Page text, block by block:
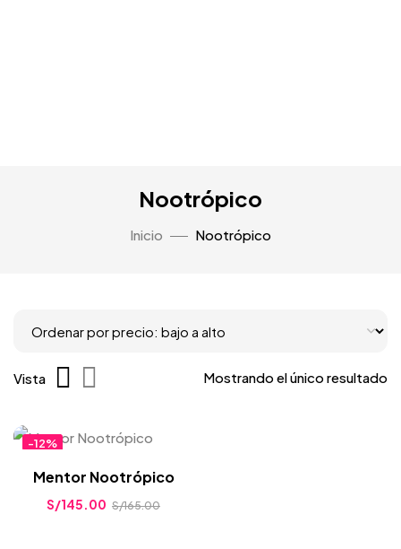
Nootrópico
Inicio Nootrópico
Mostrando el único resultado
Vista
-12%
Mentor Nootrópico
S/145.00 S/165.00